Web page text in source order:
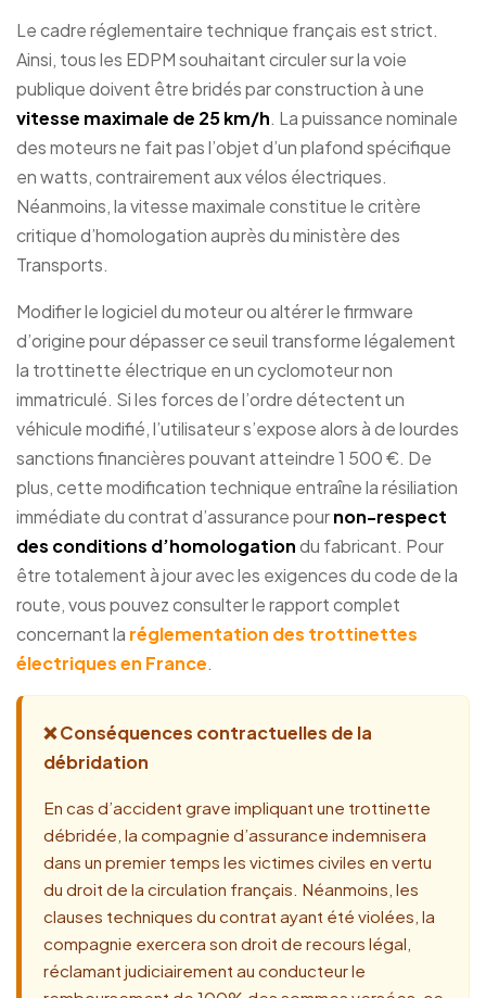
Le cadre réglementaire technique français est strict.
Ainsi, tous les EDPM souhaitant circuler sur la voie
publique doivent être bridés par construction à une
vitesse maximale de 25 km/h. La puissance nominale
des moteurs ne fait pas l’objet d’un plafond spécifique
en watts, contrairement aux vélos électriques.
Néanmoins, la vitesse maximale constitue le critère
critique d’homologation auprès du ministère des
Transports.
Modifier le logiciel du moteur ou altérer le firmware
d’origine pour dépasser ce seuil transforme légalement
la trottinette électrique en un cyclomoteur non
immatriculé. Si les forces de l’ordre détectent un
véhicule modifié, l’utilisateur s’expose alors à de lourdes
sanctions financières pouvant atteindre 1 500 €. De
plus, cette modification technique entraîne la résiliation
immédiate du contrat d’assurance pournon-respect
des conditions d’homologationdu fabricant. Pour
être totalement à jour avec les exigences du code de la
route, vous pouvez consulter le rapport complet
concernant la réglementation des trottinettes
électriques en France.
❌ Conséquences contractuelles de la
débridation
En cas d’accident grave impliquant une trottinette
débridée, la compagnie d’assurance indemnisera
dans un premier temps les victimes civiles en vertu
du droit de la circulation français. Néanmoins, les
clauses techniques du contrat ayant été violées, la
compagnie exercera son droit de recours légal,
réclamant judiciairement au conducteur le